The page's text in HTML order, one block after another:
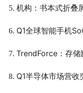
机构：书本式折叠
Q1全球智能手机
TrendForce：存
Q1半导体市场营